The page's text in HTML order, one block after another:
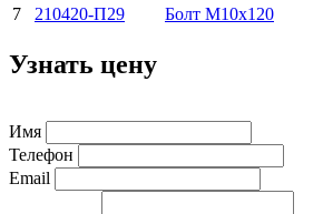
7
210420-П29 Болт М10х120
Узнать цену
Имя
Телефон
Email